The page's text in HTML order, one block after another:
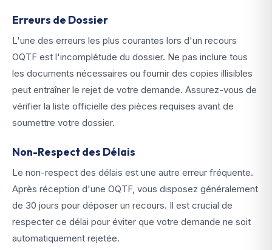
Erreurs de Dossier
L'une des erreurs les plus courantes lors d'un recours
OQTF est l'incomplétude du dossier. Ne pas inclure tous
les documents nécessaires ou fournir des copies illisibles
peut entraîner le rejet de votre demande. Assurez-vous de
vérifier la liste officielle des pièces requises avant de
soumettre votre dossier.
Non-Respect des Délais
Le non-respect des délais est une autre erreur fréquente.
Après réception d'une OQTF, vous disposez généralement
de 30 jours pour déposer un recours. Il est crucial de
respecter ce délai pour éviter que votre demande ne soit
automatiquement rejetée.